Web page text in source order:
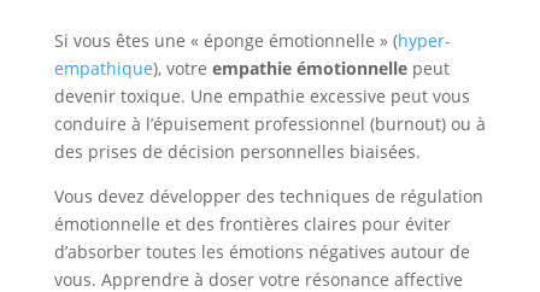
Si vous êtes une « éponge émotionnelle » (hyper-
empathique), votre empathie émotionnellepeut
devenir toxique. Une empathie excessive peut vous
conduire à l’épuisement professionnel (burnout) ou à
des prises de décision personnelles biaisées.
Vous devez développer des techniques de régulation
émotionnelle et des frontières claires pour éviter
d’absorber toutes les émotions négatives autour de
vous. Apprendre à doser votre résonance affective